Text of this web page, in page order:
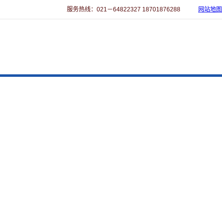
服务热线：021－64822327 18701876288 网站地图